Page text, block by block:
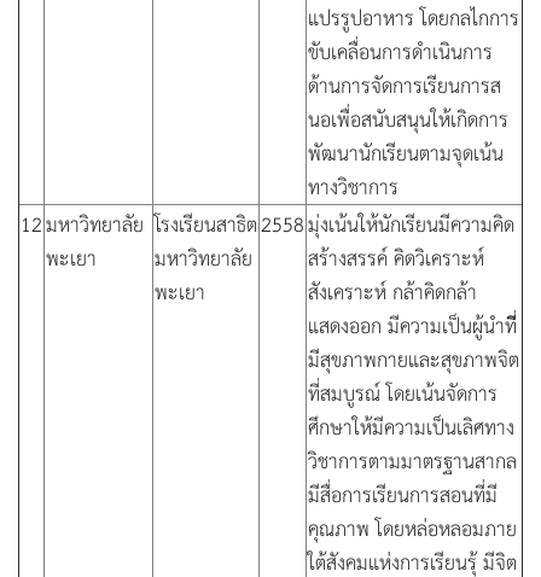
แปรรูปอาหาร โดยกลไกการ
ขับเคลื่อนการดำเนินการ
ด้านการจัดการเรียนการส
นอเพื่อสนับสนุนให้เกิดการ
พัฒนานักเรียนตามจุดเน้น
ทางวิชาการ
12มหาวิทยาลัย
พะเยา
โรงเรียนสาธิต
มหาวิทยาลัย
พะเยา
2558มุ่งเน้นให้นักเรียนมีความคิด
สร้างสรรค์ คิดวิเคราะห์
สังเคราะห์ กล้าคิดกล้า
แสดงออก มีความเป็นผู้นำที่ี
มีสุขภาพกายและสุขภาพจิต
ที่สมบูรณ์ โดยเน้นจัดการ
ศึกษาให้มีความเป็นเลิศทาง
วิชาการตามมาตรฐานสากล
มีสื่อการเรียนการสอนที่มี
คุณภาพ โดยหล่อหลอมภาย
ใต้สังคมแห่งการเรียนรุ้ มีจิต